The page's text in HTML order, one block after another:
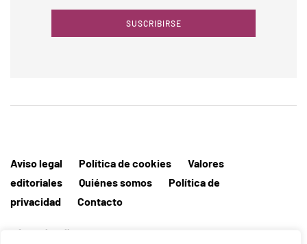
SUSCRIBIRSE
Aviso legal Política de cookies
Valores
editoriales
Quiénes somos
Política de
privacidad
Contacto
Editorial MallorcaHora